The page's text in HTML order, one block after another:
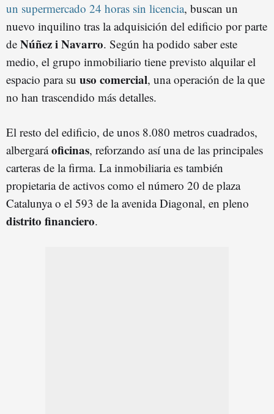
un supermercado 24 horas sin licencia, buscan un
nuevo inquilino tras la adquisición del edificio por parte
de Núñez i Navarro. Según ha podido saber este
medio, el grupo inmobiliario tiene previsto alquilar el
espacio para su uso comercial, una operación de la que
no han trascendido más detalles.
El resto del edificio, de unos 8.080 metros cuadrados,
albergaráoficinas, reforzando así una de las principales
carteras de la firma. La inmobiliaria es también
propietaria de activos como el número 20 de plaza
Catalunya o el 593 de la avenida Diagonal, en pleno
distrito financiero.